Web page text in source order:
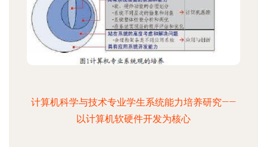
计算机科学与技术专业学生系统能力培养研究——
以计算机软硬件开发为核心